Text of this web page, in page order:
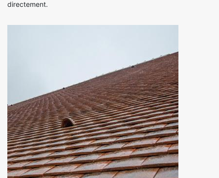
directement.